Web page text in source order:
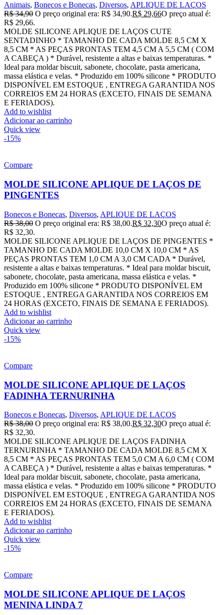
Animais, Bonecos e Bonecas, Diversos, APLIQUE DE LAÇOS
R$34,90 O preço original era: R$ 34,90.R$ 29,66O preço atual é:
R$ 29,66.
MOLDE SILICONE APLIQUE DE LAÇOS CUTE
SENTADINHO * TAMANHO DE CADA MOLDE 8,5 CM X
8,5 CM * AS PEÇAS PRONTAS TEM 4,5 CM A 5,5 CM ( COM
A CABEÇA ) * Durável, resistente a altas e baixas temperaturas. *
Ideal para moldar biscuit, sabonete, chocolate, pasta americana,
massa elástica e velas. * Produzido em 100% silicone * PRODUTO
DISPONÍVEL EM ESTOQUE , ENTREGA GARANTIDA NOS
CORREIOS EM 24 HORAS (EXCETO, FINAIS DE SEMANA
E FERIADOS).
Add to wishlist
Adicionar ao carrinho
Quick view
-15%
Compare
MOLDE SILICONE APLIQUE DE LAÇOS DE
PINGENTES
Bonecos e Bonecas, Diversos, APLIQUE DE LAÇOS
R$38,00 O preço original era: R$ 38,00.R$ 32,30O preço atual é:
R$ 32,30.
MOLDE SILICONE APLIQUE DE LAÇOS DE PINGENTES *
TAMANHO DE CADA MOLDE 10,0 CM X 10,0 CM * AS
PEÇAS PRONTAS TEM 1,0 CM A 3,0 CM CADA * Durável,
resistente a altas e baixas temperaturas. * Ideal para moldar biscuit,
sabonete, chocolate, pasta americana, massa elástica e velas. *
Produzido em 100% silicone * PRODUTO DISPONÍVEL EM
ESTOQUE , ENTREGA GARANTIDA NOS CORREIOS EM
24 HORAS (EXCETO, FINAIS DE SEMANA E FERIADOS).
Add to wishlist
Adicionar ao carrinho
Quick view
-15%
Compare
MOLDE SILICONE APLIQUE DE LAÇOS
FADINHA TERNURINHA
Bonecos e Bonecas, Diversos, APLIQUE DE LAÇOS
R$38,00 O preço original era: R$ 38,00.R$ 32,30O preço atual é:
R$ 32,30.
MOLDE SILICONE APLIQUE DE LAÇOS FADINHA
TERNURINHA * TAMANHO DE CADA MOLDE 8,5 CM X
8,5 CM * AS PEÇAS PRONTAS TEM 5,0 CM A 6,0 CM ( COM
A CABEÇA ) * Durável, resistente a altas e baixas temperaturas. *
Ideal para moldar biscuit, sabonete, chocolate, pasta americana,
massa elástica e velas. * Produzido em 100% silicone * PRODUTO
DISPONÍVEL EM ESTOQUE , ENTREGA GARANTIDA NOS
CORREIOS EM 24 HORAS (EXCETO, FINAIS DE SEMANA
E FERIADOS).
Add to wishlist
Adicionar ao carrinho
Quick view
-15%
Compare
MOLDE SILICONE APLIQUE DE LAÇOS
MENINA LINDA 7